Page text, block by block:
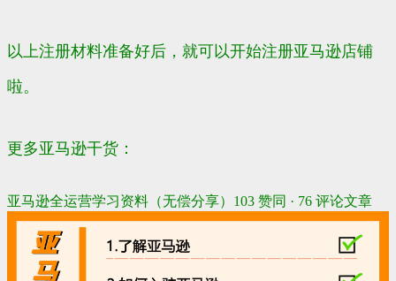
以上注册材料准备好后，就可以开始注册亚马逊店铺
啦。
更多亚马逊干货：
亚马逊全运营学习资料（无偿分享） 103 赞同 · 76 评论文章